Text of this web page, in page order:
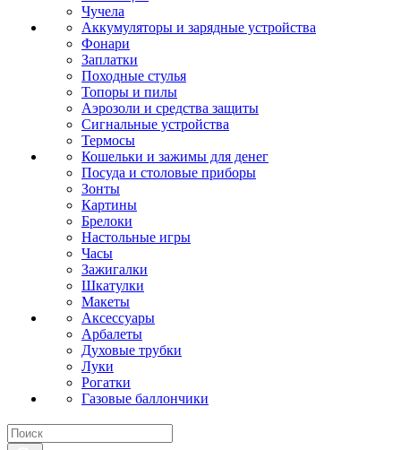
Чучела
Аккумуляторы и зарядные устройства
Фонари
Заплатки
Походные стулья
Топоры и пилы
Аэрозоли и средства защиты
Сигнальные устройства
Термосы
Кошельки и зажимы для денег
Посуда и столовые приборы
Зонты
Картины
Брелоки
Настольные игры
Часы
Зажигалки
Шкатулки
Макеты
Аксессуары
Арбалеты
Духовые трубки
Луки
Рогатки
Газовые баллончики